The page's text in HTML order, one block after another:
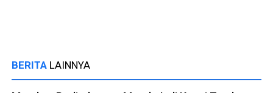
BERITA LAINNYA